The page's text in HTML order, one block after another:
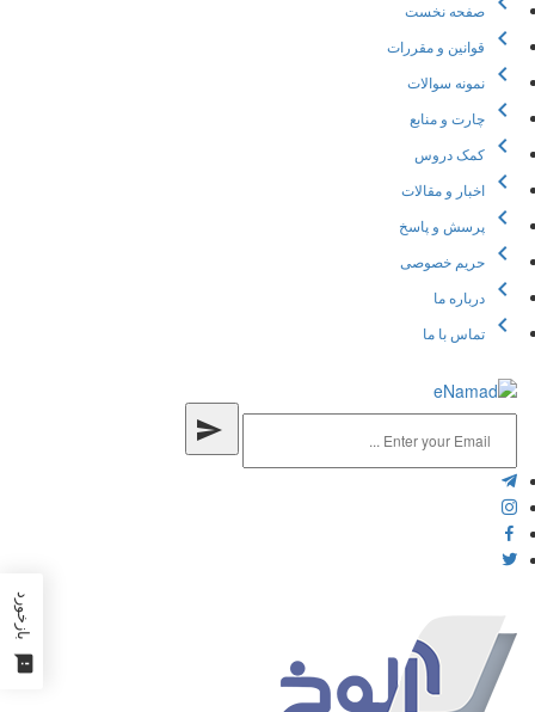
feedback
بازخورد
صفحه نخست
chevron_left قوانین و مقررات
chevron_left نمونه سوالات
chevron_left چارت و منابع
chevron_left کمک دروس
chevron_left اخبار و مقالات
chevron_left پرسش و پاسخ
chevron_left حریم خصوصی
chevron_left درباره ما
chevron_left تماس با ما
send